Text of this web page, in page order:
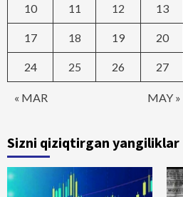
« MAR MAY »
10 11 12 13
17 18 19 20
24 25 26 27
Sizni qiziqtirgan yangiliklar